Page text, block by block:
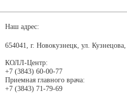
Наш адрес:
654041, г. Новокузнецк, ул.
КОЛЛ-Центр:
+7 (3843) 60-00-77
Приемная главного врача:
+7 (3843) 71-79-69